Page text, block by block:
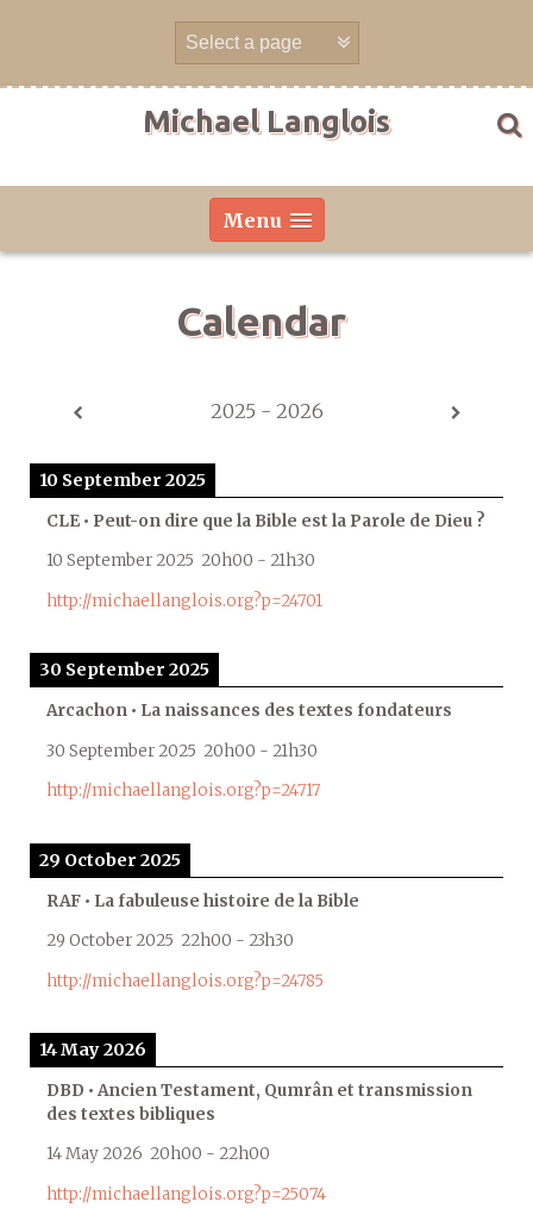
Michael Langlois
Menu
Calendar
2025 - 2026
10 September 2025
CLE • Peut-on dire que la Bible est la Parole de Dieu ?
10 September 2025 20h00 - 21h30
http://michaellanglois.org?p=24701
30 September 2025
Arcachon • La naissances des textes fondateurs
30 September 2025 20h00 - 21h30
http://michaellanglois.org?p=24717
29 October 2025
RAF • La fabuleuse histoire de la Bible
29 October 2025 22h00 - 23h30
http://michaellanglois.org?p=24785
14 May 2026
DBD • Ancien Testament, Qumrân et transmission
des textes bibliques
14 May 2026 20h00 - 22h00
http://michaellanglois.org?p=25074